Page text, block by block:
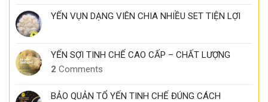
YẾN VỤN DẠNG VIÊN CHIA NHIỀU SET TIỆN LỢI
YẾN SỢI TINH CHẾ CAO CẤP – CHẤT LƯỢNG
2 Comments
BẢO QUẢN TỔ YẾN TINH CHẾ ĐÚNG CÁCH